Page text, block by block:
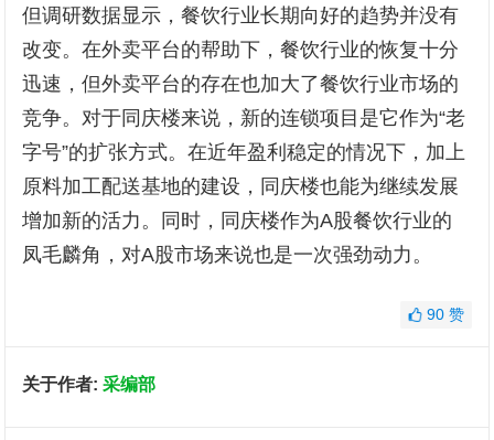
但调研数据显示，餐饮行业长期向好的趋势并没有
改变。在外卖平台的帮助下，餐饮行业的恢复十分
迅速，但外卖平台的存在也加大了餐饮行业市场的
竞争。对于同庆楼来说，新的连锁项目是它作为“老
字号”的扩张方式。在近年盈利稳定的情况下，加上
原料加工配送基地的建设，同庆楼也能为继续发展
增加新的活力。同时，同庆楼作为A股餐饮行业的
凤毛麟角，对A股市场来说也是一次强劲动力。
90 赞
关于作者:采编部